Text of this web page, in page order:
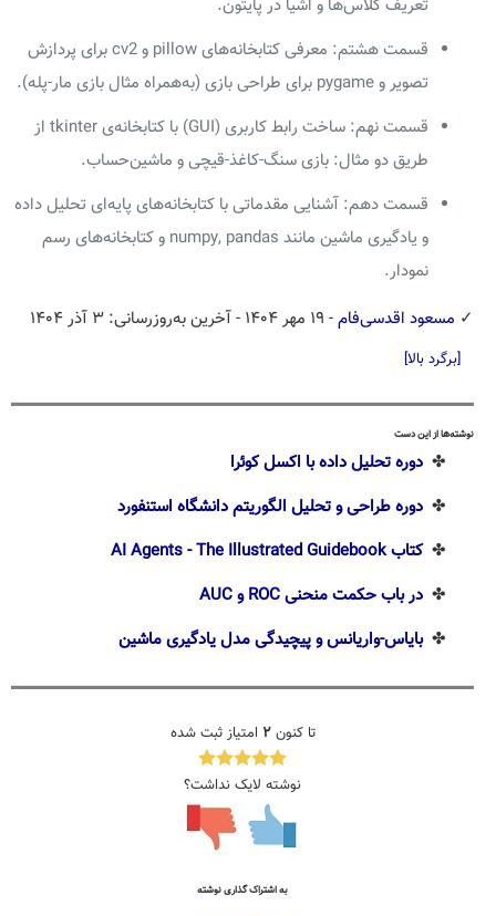
تعریف کلاس‌ها و اشیا در پایتون.
قسمت هشتم: معرفی کتابخانه‌های pillow و cv2 برای پردازش
تصویر و pygame برای طراحی بازی (به‌همراه مثال بازی مار-پله).
قسمت نهم: ساخت رابط کاربری (GUI) با کتابخانه‌ی tkinter از
طریق دو مثال: بازی سنگ-کاغذ-قیچی و ماشین‌حساب.
قسمت دهم: آشنایی مقدماتی با کتابخانه‌های پایه‌ای تحلیل داده
و یادگیری ماشین مانند numpy, pandas و کتابخانه‌های رسم
نمودار.
مسعود اقدسی‌فام- ۱۹ مهر ۱۴۰۴ - آخرین به‌روزرسانی: ۳ آذر ۱۴۰۴
[برگرد بالا]
نوشته‌ها از این دست
✤دوره تحلیل داده با اکسل کوئرا
✤دوره طراحی و تحلیل الگوریتم دانشگاه استنفورد
✤کتاب AI Agents - The Illustrated Guidebook
✤در باب حکمت منحنی ROC و AUC
✤بایاس-واریانس و پیچیدگی مدل یادگیری ماشین
تا کنون۲امتیاز ثبت شده
نوشته لایک نداشت؟
به اشتراک گذاری نوشته